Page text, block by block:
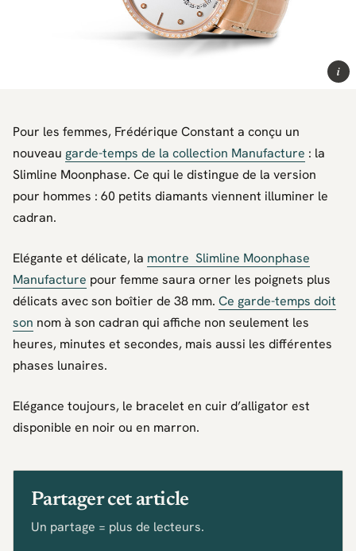
i
Pour les femmes, Frédérique Constant a conçu un
nouveau garde-temps de la collection Manufacture : la
Slimline Moonphase. Ce qui le distingue de la version
pour hommes : 60 petits diamants viennent illuminer le
cadran.
Elégante et délicate, la montre Slimline Moonphase
Manufacture pour femme saura orner les poignets plus
délicats avec son boîtier de 38 mm. Ce garde-temps doit
son nom à son cadran qui affiche non seulement les
heures, minutes et secondes, mais aussi les différentes
phases lunaires.
Elégance toujours, le bracelet en cuir d’alligator est
disponible en noir ou en marron.
Partager cet article
Un partage = plus de lecteurs.